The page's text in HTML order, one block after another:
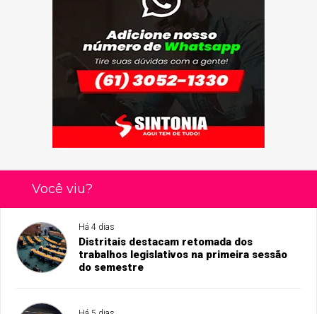
Você viu?
Há 4 dias
Distritais destacam retomada dos
trabalhos legislativos na primeira sessão
do semestre